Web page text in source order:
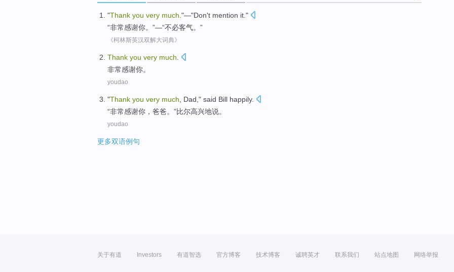
"Thank you very much."—"Don't mention it."
“非常感谢你。”—“不必客气。”
《柯林斯英汉双解大词典》
Thank you very much
非常感谢你。
youdao
"Thank you very much , Dad," said Bill happily.
“非常感谢你，爸爸。”比尔高兴地说。
youdao
更多双语例句
关于有道 Investors 有道智选 官方博客 技术博客 诚聘英才 联系我们 站点地图 网络举报